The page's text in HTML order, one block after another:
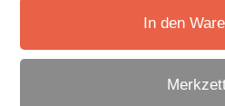
In den